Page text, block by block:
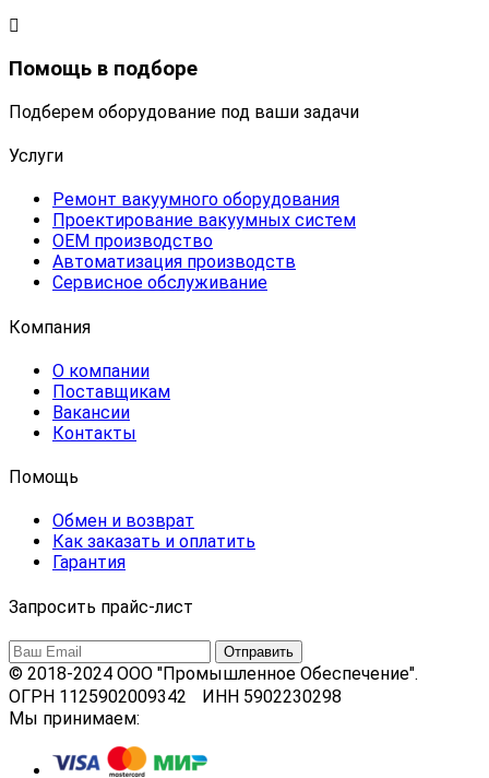
Помощь в подборе
Подберем оборудование под ваши задачи
Услуги
Ремонт вакуумного оборудования
Проектирование вакуумных систем
OEM производство
Автоматизация производств
Сервисное обслуживание
Компания
О компании
Поставщикам
Вакансии
Контакты
Помощь
Обмен и возврат
Как заказать и оплатить
Гарантия
Запросить прайс-лист
© 2018-2024 ООО "Промышленное Обеспечение".
ОГРН 1125902009342 ИНН 5902230298
Мы принимаем: